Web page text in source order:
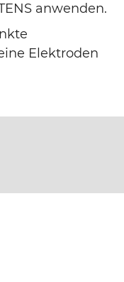
anwenden.
Elektroden